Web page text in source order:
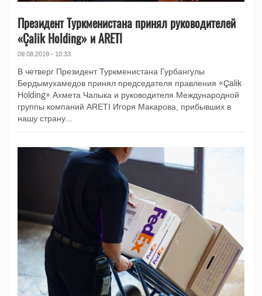
Президент Туркменистана принял руководителей
«Çalik Holding» и ARETI
09.08.2019 - 10:33
В четверг Президент Туркменистана Гурбангулы
Бердымухамедов принял председателя правления «Çalik
Holding» Ахмета Чалыка и руководителя Международной
группы компаний ARETI Игоря Макарова, прибывших в
нашу страну...